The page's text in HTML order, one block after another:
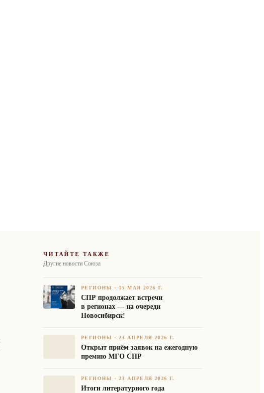
ЧИТАЙТЕ ТАКЖЕ
Другие новости Союза
РЕГИОНЫ · 15 МАЯ 2026 Г.
СПР продолжает встречи
в регионах — на очереди
Новосибирск!
РЕГИОНЫ ·23 АПРЕЛЯ 2026 Г.
Открыт приём заявок на ежегодную
премию МГО СПР
РЕГИОНЫ ·23 АПРЕЛЯ 2026 Г.
Итоги литературного года